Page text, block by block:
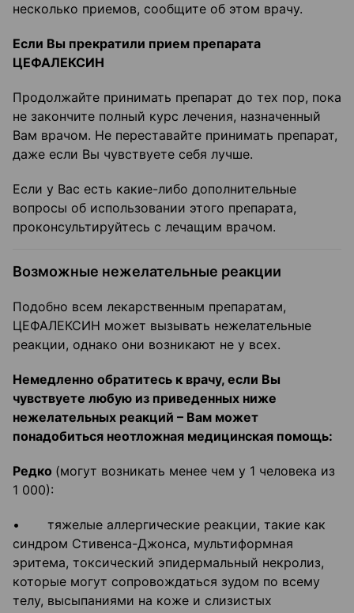
несколько приемов, сообщите об этом врачу.
Если Вы прекратили прием препарата
ЦЕФАЛЕКСИН
Продолжайте принимать препарат до тех пор, пока
не закончите полный курс лечения, назначенный
Вам врачом. Не переставайте принимать препарат,
даже если Вы чувствуете себя лучше.
Если у Вас есть какие-либо дополнительные
вопросы об использовании этого препарата,
проконсультируйтесь с лечащим врачом.
Возможные нежелательные реакции
Подобно всем лекарственным препаратам,
ЦЕФАЛЕКСИН может вызывать нежелательные
реакции, однако они возникают не у всех.
Немедленно обратитесь к врачу, если Вы
чувствуете любую из приведенных ниже
нежелательных реакций – Вам может
понадобиться неотложная медицинская помощь:
Редко (могут возникать менее чем у 1 человека из
1 000):
• тяжелые аллергические реакции, такие как
синдром Стивенса-Джонса, мультиформная
эритема, токсический эпидермальный некролиз,
которые могут сопровождаться зудом по всему
телу, высыпаниями на коже и слизистых